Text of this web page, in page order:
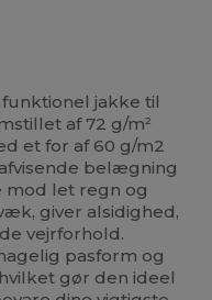
jakke til
af 72 g/m²
et for af 60 g/m2
belægning
mod let regn og
giver alsidighed,
vejrforhold.
pasform og
gør den ideel